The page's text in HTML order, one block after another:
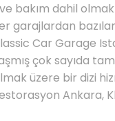
bakım dahil
garajlardan
Car Garage
çok sayıda
üzere bir dizi
Ankara,